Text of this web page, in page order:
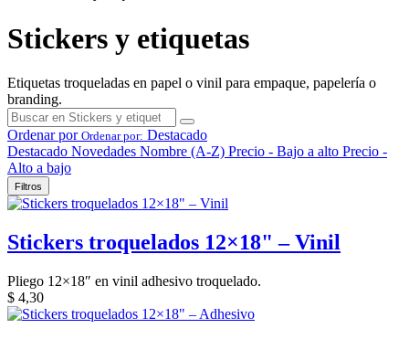
Stickers y etiquetas
Etiquetas troqueladas en papel o vinil para empaque, papelería o
branding.
Ordenar por Ordenar por: Destacado
Destacado Novedades Nombre (A-Z) Precio - Bajo a alto Precio -
Alto a bajo
Filtros
Stickers troquelados 12×18" – Vinil
Pliego 12×18″ en vinil adhesivo troquelado.
$ 4,30